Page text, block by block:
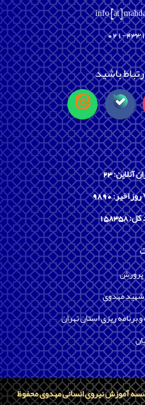
info [at]
021-
باشید
آنلاین: 23
پرورش
مهدوی
ریزی استان تهران
آموزش نیروی انسانی مهدوی محفوظ